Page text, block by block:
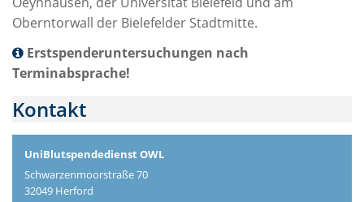
Oberntorwall der Bielefelder Stadtmitte.
Erstspenderuntersuchungen nach
Terminabsprache!
Kontakt
UniBlutspendedienst OWL
Schwarzenmoorstraße 70
32049 Herford